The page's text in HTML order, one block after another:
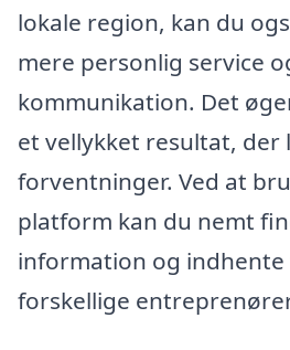
lokale region, kan du
mere personlig service
kommunikation. Det
et vellykket resultat, der
forventninger. Ved at
platform kan du nemt
information og
forskellige